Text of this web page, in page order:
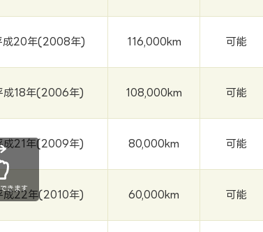
成20年(2008年) 116,000km 可能
成18年(2006年) 108,000km 可能
成21年(2009年) 80,000km 可能
成22年(2010年) 60,000km 可能
きます